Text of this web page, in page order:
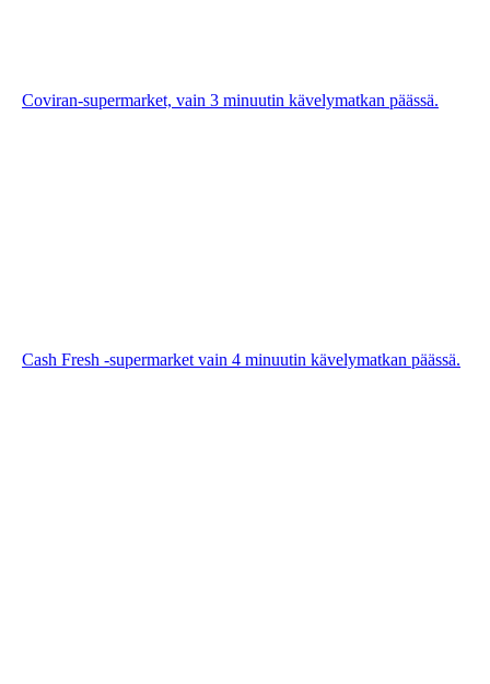
Coviran-supermarket, vain 3 minuutin kävelymatkan päässä.
Cash Fresh -supermarket vain 4 minuutin kävelymatkan päässä.